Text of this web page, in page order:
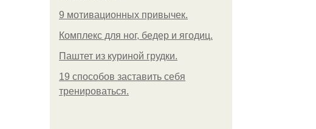
9 мотивационных привычек.
Комплекс для ног, бедер и ягодиц.
Паштет из куриной грудки.
19 способов заставить себя
тренироваться.